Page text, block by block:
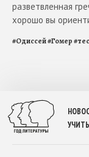
разветвленная
хорошо вы
#Одиссей#Гомер#